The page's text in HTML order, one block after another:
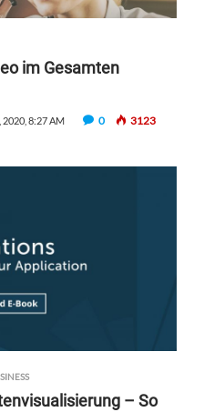
im Gesamten
2020, 8:27 AM 0 3123
– So